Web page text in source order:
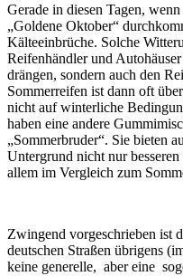
Gerade in diesen Tagen,
„Goldene Oktober“
Kälteeinbrüche. Solche
Reifenhändler und
drängen, sondern auch den
Sommerreifen ist dann oft
nicht auf winterliche
haben eine andere
„Sommerbruder“. Sie bieten
Untergrund nicht nur
allem im Vergleich zum
Zwingend vorgeschrieben ist
deutschen Straßen übrigens
keine generelle, aber eine